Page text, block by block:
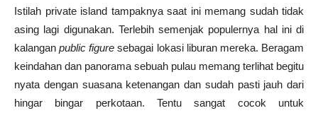
Istilah private island tampaknya saat ini memang sudah tidak
asing lagi digunakan. Terlebih semenjak populernya hal ini di
kalanganpublic figuresebagai lokasi liburan mereka. Beragam
keindahan dan panorama sebuah pulau memang terlihat begitu
nyata dengan suasana ketenangan dan sudah pasti jauh dari
hingar bingar perkotaan. Tentu sangat cocok untuk